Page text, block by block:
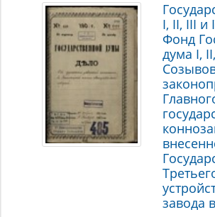
I, II, III и
Фонд
дума I,
завода